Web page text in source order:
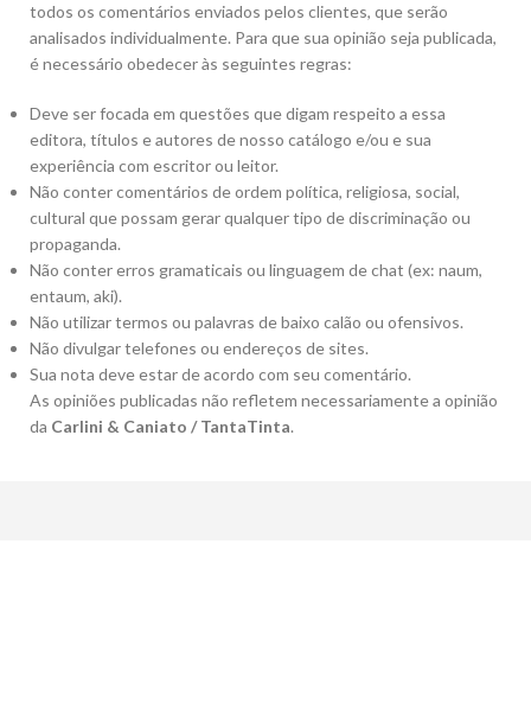
todos os comentários enviados pelos clientes, que serão
analisados individualmente. Para que sua opinião seja publicada,
é necessário obedecer às seguintes regras:
Deve ser focada em questões que digam respeito a essa
editora, títulos e autores de nosso catálogo e/ou e sua
experiência com escritor ou leitor.
Não conter comentários de ordem política, religiosa, social,
cultural que possam gerar qualquer tipo de discriminação ou
propaganda.
Não conter erros gramaticais ou linguagem de chat (ex: naum,
entaum, aki).
Não utilizar termos ou palavras de baixo calão ou ofensivos.
Não divulgar telefones ou endereços de sites.
Sua nota deve estar de acordo com seu comentário.
As opiniões publicadas não refletem necessariamente a opinião
da Carlini & Caniato / TantaTinta.